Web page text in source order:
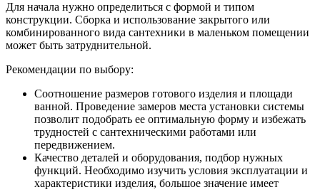
Для начала нужно определиться с формой и типом
конструкции. Сборка и использование закрытого или
комбинированного вида сантехники в маленьком помещении
может быть затруднительной.
Рекомендации по выбору:
Соотношение размеров готового изделия и площади
ванной. Проведение замеров места установки системы
позволит подобрать ее оптимальную форму и избежать
трудностей с сантехническими работами или
передвижением.
Качество деталей и оборудования, подбор нужных
функций. Необходимо изучить условия эксплуатации и
характеристики изделия, большое значение имеет